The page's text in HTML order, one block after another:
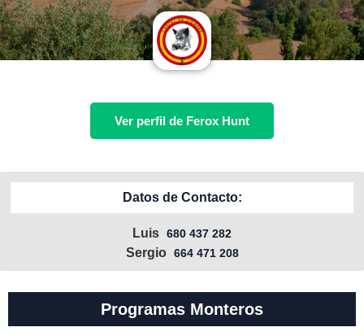
Ver perfil de Ferox Hunt
Datos de Contacto:
Luis 680 437 282
Sergio 664 471 208
Programas Monteros